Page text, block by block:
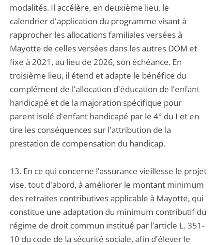
modalités. Il accélère, en deuxième lieu, le
calendrier d'application du programme visant à
rapprocher les allocations familiales versées à
Mayotte de celles versées dans les autres DOM et
fixe à 2021, au lieu de 2026, son échéance. En
troisième lieu, il étend et adapte le bénéfice du
complément de l'allocation d'éducation de l'enfant
handicapé et de la majoration spécifique pour
parent isolé d'enfant handicapé par le 4° du I et en
tire les conséquences sur l'attribution de la
prestation de compensation du handicap.
13. En ce qui concerne l’assurance vieillesse le projet
vise, tout d'abord, à améliorer le montant minimum
des retraites contributives applicable à Mayotte, qui
constitue une adaptation du minimum contributif du
régime de droit commun institué par l’article L. 351-
10 du code de la sécurité sociale, afin d'élever le